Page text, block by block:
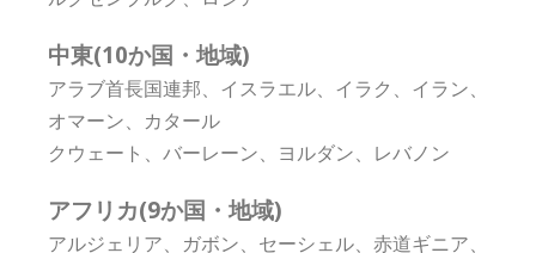
中東(10か国・地域)
アラブ首長国連邦、イスラエル、イラク、イラン、
オマーン、カタール
クウェート、バーレーン、ヨルダン、レバノン
アフリカ(9か国・地域)
アルジェリア、ガボン、セーシェル、赤道ギニア、